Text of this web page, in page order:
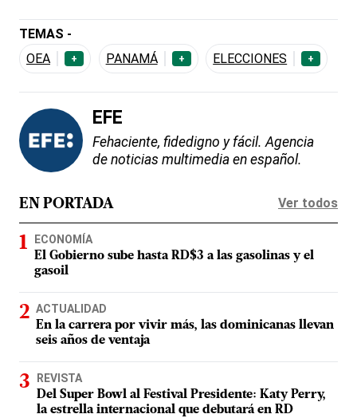
TEMAS -
OEA
+ PANAMÁ + ELECCIONES +
EFE
Fehaciente, fidedigno y fácil. Agencia
de noticias multimedia en español.
EN PORTADA Ver todos
ECONOMÍA
El Gobierno sube hasta RD$3 a las gasolinas y el
gasoil
ACTUALIDAD
En la carrera por vivir más, las dominicanas llevan
seis años de ventaja
REVISTA
Del Super Bowl al Festival Presidente: Katy Perry,
la estrella internacional que debutará en RD